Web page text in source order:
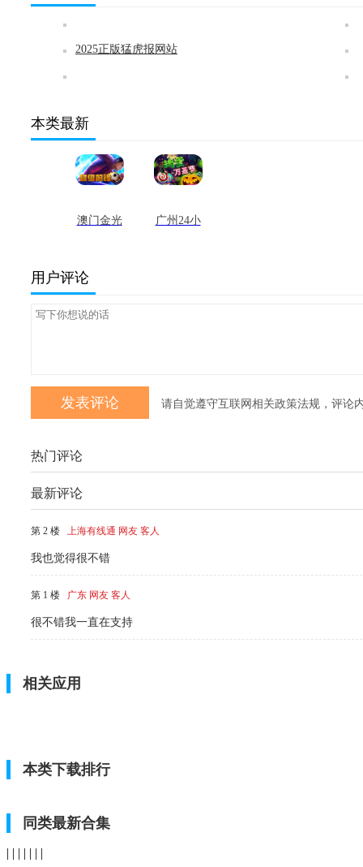
2025正版猛虎报网站
本类最新
澳门金光
广州24小
用户评论
请自觉遵守互联网相关政策法规，评论
热门评论
最新评论
第 2 楼 上海有线通 网友 客人
我也觉得很不错
第 1 楼 广东 网友 客人
很不错我一直在支持
相关应用
本类下载排行
同类最新合集
| | | | | | |